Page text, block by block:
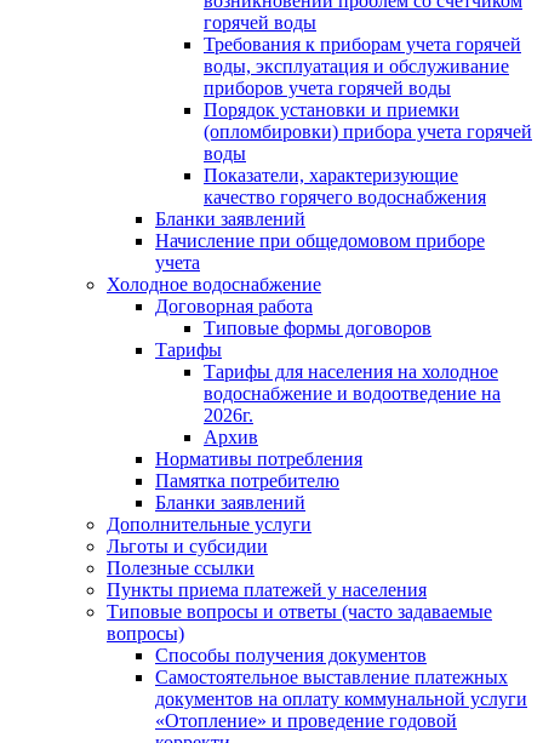
горячей воды
Требования к приборам учета горячей
воды, эксплуатация и обслуживание
приборов учета горячей воды
Порядок установки и приемки
(опломбировки) прибора учета горячей
воды
Показатели, характеризующие
качество горячего водоснабжения
Бланки заявлений
Начисление при общедомовом приборе
учета
Холодное водоснабжение
Договорная работа
Типовые формы договоров
Тарифы
Тарифы для населения на холодное
водоснабжение и водоотведение на
2026г.
Архив
Нормативы потребления
Памятка потребителю
Бланки заявлений
Дополнительные услуги
Льготы и субсидии
Полезные ссылки
Пункты приема платежей у населения
Типовые вопросы и ответы (часто задаваемые
вопросы)
Способы получения документов
Самостоятельное выставление платежных
документов на оплату коммунальной услуги
«Отопление» и проведение годовой